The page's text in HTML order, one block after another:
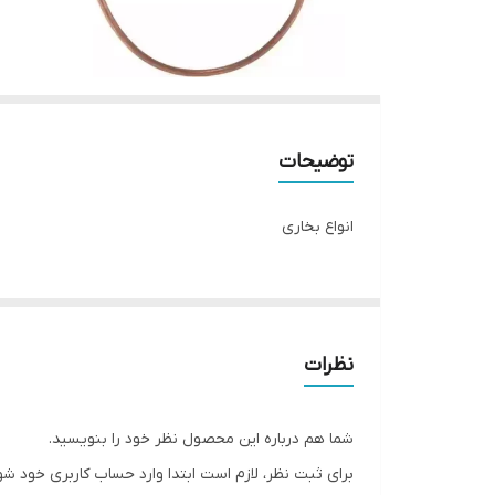
توضیحات
انواع بخاری
نظرات
شما هم درباره این محصول نظر خود را بنویسید.
برای ثبت نظر، لازم است ابتدا وارد حساب کاربری خود